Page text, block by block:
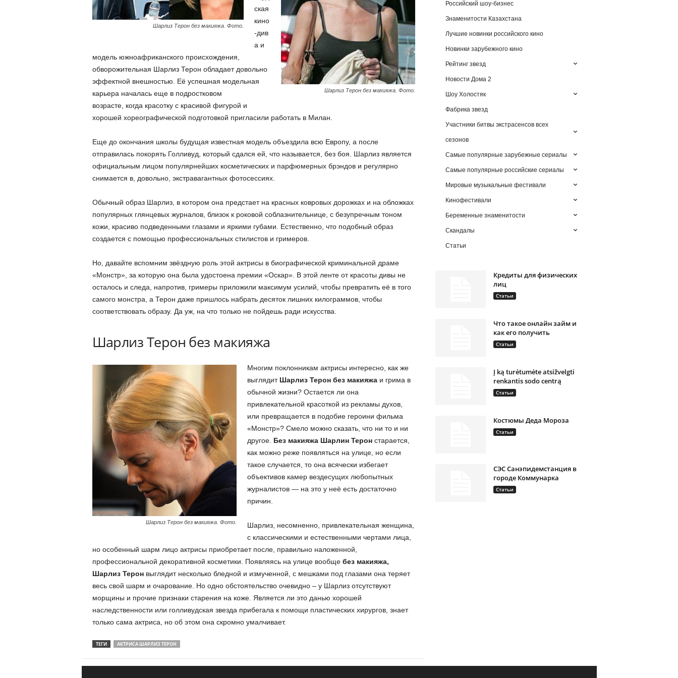
Шарлиз Терон без макияжа. Фото.
Шарлиз Терон без макияжа. Фото.
ская
кино
-див
а и
модель южноафриканского происхождения,
обворожительная Шарлиз Терон обладает довольно
эффектной внешностью. Её успешная модельная
карьера началась еще в подростковом
возрасте, когда красотку с красивой фигурой и
хорошей хореографической подготовкой пригласили работать в Милан.
Еще до окончания школы будущая известная модель объездила всю Европу, а после
отправилась покорять Голливуд, который сдался ей, что называется, без боя. Шарлиз является
официальным лицом популярнейших косметических и парфюмерных брэндов и регулярно
снимается в, довольно, экстравагантных фотосессиях.
Обычный образ Шарлиз, в котором она предстает на красных ковровых дорожках и на обложках
популярных глянцевых журналов, близок к роковой соблазнительнице, с безупречным тоном
кожи, красиво подведенными глазами и яркими губами. Естественно, что подобный образ
создается с помощью профессиональных стилистов и гримеров.
Но, давайте вспомним звёздную роль этой актрисы в биографической криминальной драме
«Монстр», за которую она была удостоена премии «Оскар». В этой ленте от красоты дивы не
осталось и следа, напротив, гримеры приложили максимум усилий, чтобы превратить её в того
самого монстра, а Терон даже пришлось набрать десяток лишних килограммов, чтобы
соответствовать образу. Да уж, на что только не пойдешь ради искусства.
Шарлиз Терон без макияжа
Шарлиз Терон без макияжа. Фото.
Многим поклонникам актрисы интересно, как же
выглядит Шарлиз Терон без макияжаи грима в
обычной жизни? Остается ли она
привлекательной красоткой из рекламы духов,
или превращается в подобие героини фильма
«Монстр»? Смело можно сказать, что ни то и ни
другое. Без макияжа Шарлин Теронстарается,
как можно реже появляться на улице, но если
такое случается, то она всячески избегает
объективов камер вездесущих любопытных
журналистов — на это у неё есть достаточно
причин.
Шарлиз, несомненно, привлекательная женщина,
с классическими и естественными чертами лица,
но особенный шарм лицо актрисы приобретает после, правильно наложенной,
профессиональной декоративной косметики. Появляясь на улице вообще без макияжа,
Шарлиз Теронвыглядит несколько бледной и измученной, с мешками под глазами она теряет
весь свой шарм и очарование. Но одно обстоятельство очевидно – у Шарлиз отсутствуют
морщины и прочие признаки старения на коже. Является ли это данью хорошей
наследственности или голливудская звезда прибегала к помощи пластических хирургов, знает
только сама актриса, но об этом она скромно умалчивает.
ТЕГИ АКТРИСА ШАРЛИЗ ТЕРОН
Российский шоу-бизнес
Знаменитости Казахстана
Лучшие новинки российского кино
Новинки зарубежного кино
Рейтинг звезд
Новости Дома 2
Шоу Холостяк
Фабрика звезд
Участники битвы экстрасенсов всех
сезонов
Самые популярные зарубежные сериалы
Самые популярные российские сериалы
Мировые музыкальные фестивали
Кинофестивали
Беременные знаменитости
Скандалы
Статьи
Кредиты для физических
лиц
Статьи
Что такое онлайн займ и
как его получить
Статьи
Į ką turėtumėte atsižvelgti
renkantis sodo centrą
Статьи
Костюмы Деда Мороза
Статьи
СЭС Санэпидемстанция в
городе Коммунарка
Статьи